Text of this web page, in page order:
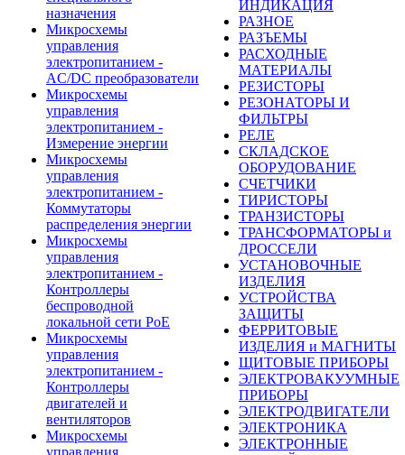
назначения
Микросхемы
управления
электропитанием -
AC/DC преобразователи
Микросхемы
управления
электропитанием -
Измерение энергии
Микросхемы
управления
электропитанием -
Коммутаторы
распределения энергии
Микросхемы
управления
электропитанием -
Контроллеры
беспроводной
локальной сети PoE
Микросхемы
управления
электропитанием -
Контроллеры
двигателей и
вентиляторов
Микросхемы
управления
ИНДИКАЦИЯ
РАЗНОЕ
РАЗЪЕМЫ
РАСХОДНЫЕ
МАТЕРИАЛЫ
РЕЗИСТОРЫ
РЕЗОНАТОРЫ И
ФИЛЬТРЫ
РЕЛЕ
СКЛАДСКОЕ
ОБОРУДОВАНИЕ
СЧЕТЧИКИ
ТИРИСТОРЫ
ТРАНЗИСТОРЫ
ТРАНСФОРМАТОРЫ и
ДРОССЕЛИ
УСТАНОВОЧНЫЕ
ИЗДЕЛИЯ
УСТРОЙСТВА
ЗАЩИТЫ
ФЕРРИТОВЫЕ
ИЗДЕЛИЯ и МАГНИТЫ
ЩИТОВЫЕ ПРИБОРЫ
ЭЛЕКТРОВАКУУМНЫЕ
ПРИБОРЫ
ЭЛЕКТРОДВИГАТЕЛИ
ЭЛЕКТРОНИКА
ЭЛЕКТРОННЫЕ